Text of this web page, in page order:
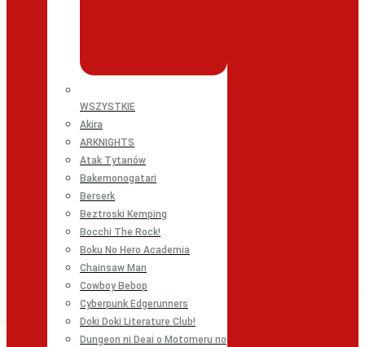
WSZYSTKIE
Akira
ARKNIGHTS
Atak Tytanów
Bakemonogatari
Berserk
Beztroski Kemping
Bocchi The Rock!
Boku No Hero Academia
Chainsaw Man
Cowboy Bebop
Cyberpunk Edgerunners
Doki Doki Literature Club!
Dungeon ni Deai o Motomeru no